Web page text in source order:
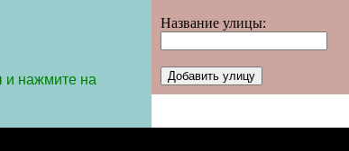
и нажмите на
Название улицы: